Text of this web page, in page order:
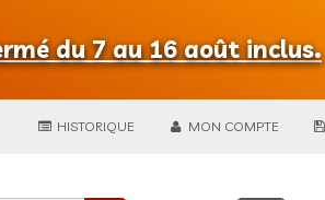
du 7 au 16 août inclus.
HISTORIQUE MON COMPTE